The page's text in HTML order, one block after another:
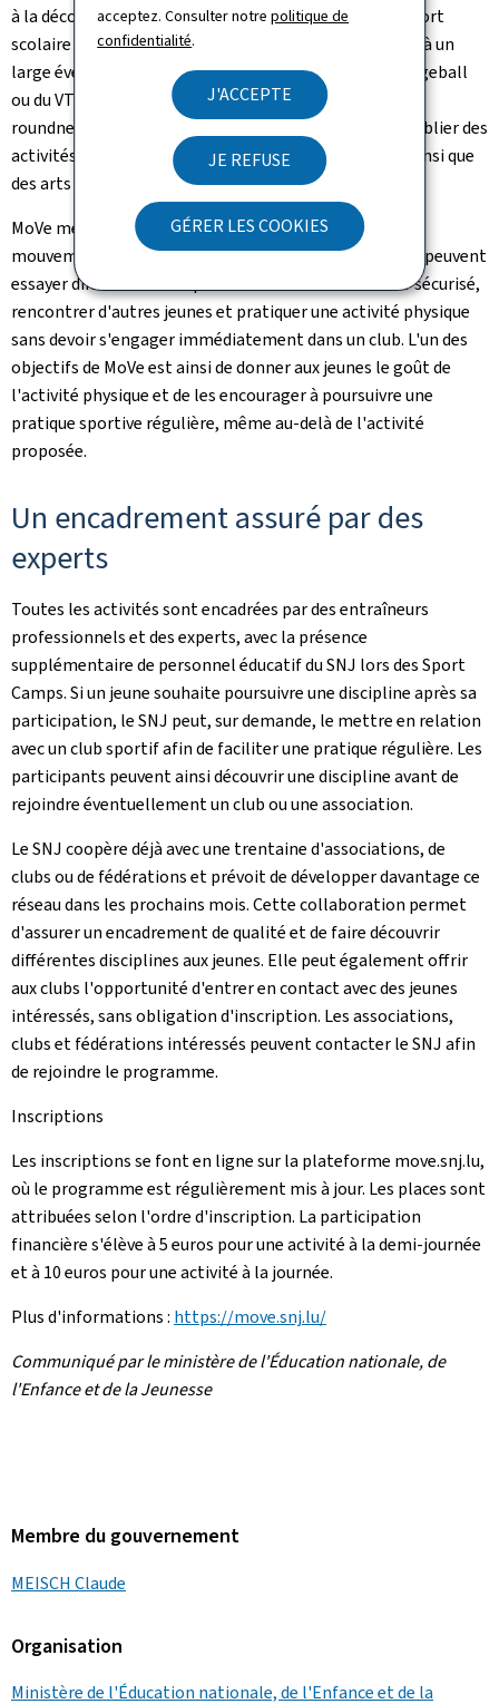
acceptez. Consulter notrepolitique de
confidentialité.
J'ACCEPTE
JE REFUSE
GÉRER LES COOKIES
à la découverte de disciplines peu présentes dans le sport
scolaire traditionnel. Les jeunes peuvent ainsi s'initier à un
large éventail d'activités, allant de l'acrobatie, du dodgeball
ou du VTT à des sports tendance comme le parkour, le
roundnet, l'ultimate frisbee ou la callisthénie, sans oublier des
activités de bien-être telles que le yoga ou la zumba ainsi que
des arts martiaux comme le muay thaï ou le jiu-jitsu.
MoVe met l'accent sur la découverte, le plaisir et le
mouvement plutôt que sur la performance. Les jeunes peuvent
essayer différentes disciplines dans un cadre éducatif sécurisé,
rencontrer d'autres jeunes et pratiquer une activité physique
sans devoir s'engager immédiatement dans un club. L'un des
objectifs de MoVe est ainsi de donner aux jeunes le goût de
l'activité physique et de les encourager à poursuivre une
pratique sportive régulière, même au-delà de l'activité
proposée.
Un encadrement assuré par des
experts
Toutes les activités sont encadrées par des entraîneurs
professionnels et des experts, avec la présence
supplémentaire de personnel éducatif du SNJ lors desSport
Camps. Si un jeune souhaite poursuivre une discipline après sa
participation, le SNJ peut, sur demande, le mettre en relation
avec un club sportif afin de faciliter une pratique régulière. Les
participants peuvent ainsi découvrir une discipline avant de
rejoindre éventuellement un club ou une association.
Le SNJ coopère déjà avec une trentaine d'associations, de
clubs ou de fédérations et prévoit de développer davantage ce
réseau dans les prochains mois. Cette collaboration permet
d'assurer un encadrement de qualité et de faire découvrir
différentes disciplines aux jeunes. Elle peut également offrir
aux clubs l'opportunité d'entrer en contact avec des jeunes
intéressés, sans obligation d'inscription. Les associations,
clubs et fédérations intéressés peuvent contacter le SNJ afin
de rejoindre le programme.
Inscriptions
Les inscriptions se font en ligne sur la plateforme move.snj.lu,
où le programme est régulièrement mis à jour. Les places sont
attribuées selon l'ordre d'inscription. La participation
financière s'élève à 5 euros pour une activité à la demi-journée
et à 10 euros pour une activité à la journée.
Plus d'informations : https://move.snj.lu/
Communiqué par le ministère de l'Éducation nationale, de
l'Enfance et de la Jeunesse
Membre du gouvernement
MEISCH Claude
Organisation
Ministère de l'Éducation nationale, de l'Enfance et de la